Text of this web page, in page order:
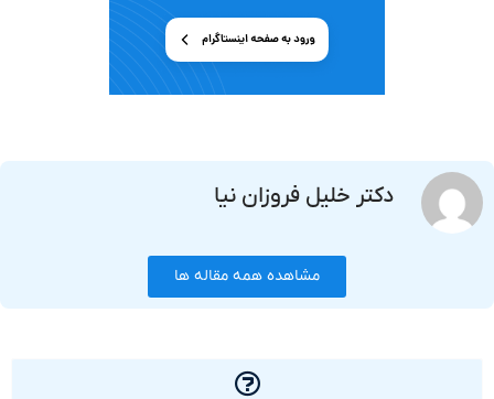
دکتر خلیل فروزان نیا
مشاهده همه مقاله ها